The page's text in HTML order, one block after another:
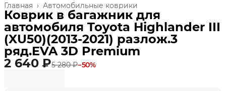
Автомобильные коврики
Главная ›
Коврик в багажник для
автомобиля Toyota Highlander III
(XU50)(2013-2021) разлож.3
ряд.EVA 3D Premium
2 640 ₽5 280 ₽−50%